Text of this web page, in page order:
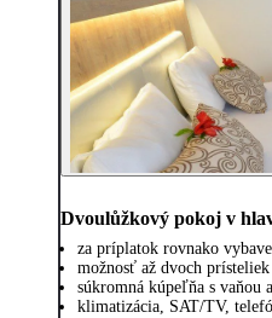
Dvoulůžkový pokoj v
za príplatok rovnako
možnosť až dvoch prísteliek
súkromná kúpeľňa s vaňou
klimatizácia, SAT/TV,